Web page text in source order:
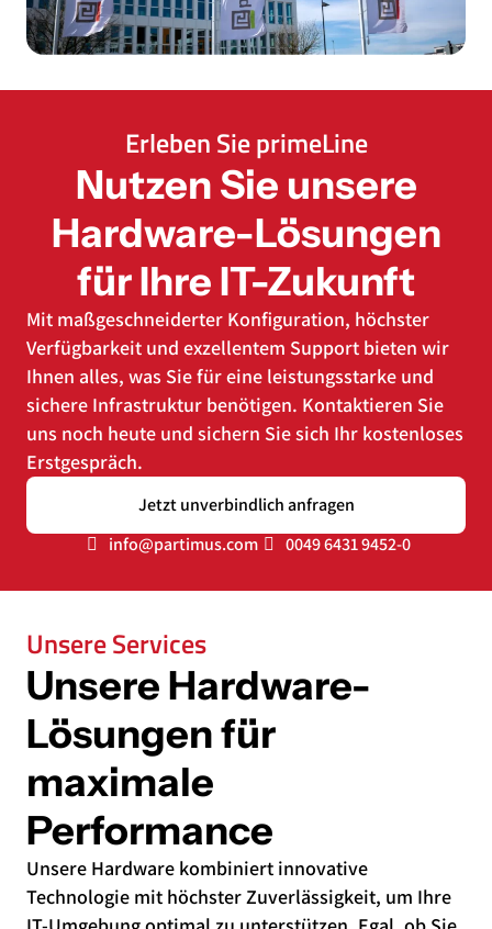
Erleben Sie primeLine
Nutzen Sie unsere
Hardware-Lösungen
für Ihre IT-Zukunft
Mit maßgeschneiderter Konfiguration, höchster
Verfügbarkeit und exzellentem Support bieten wir
Ihnen alles, was Sie für eine leistungsstarke und
sichere Infrastruktur benötigen. Kontaktieren Sie
uns noch heute und sichern Sie sich Ihr kostenloses
Erstgespräch.
Jetzt unverbindlich anfragen
info@partimus.com
0049 6431 9452-0
Unsere Services
Unsere Hardware-
Lösungen für
maximale
Performance
Unsere Hardware kombiniert innovative
Technologie mit höchster Zuverlässigkeit, um Ihre